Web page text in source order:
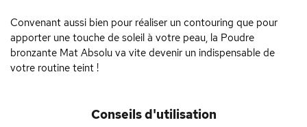
Convenant aussi bien pour réaliser un contouring que pour
apporter une touche de soleil à votre peau, la Poudre
bronzante Mat Absolu va vite devenir un indispensable de
votre routine teint !
Conseils d'utilisation